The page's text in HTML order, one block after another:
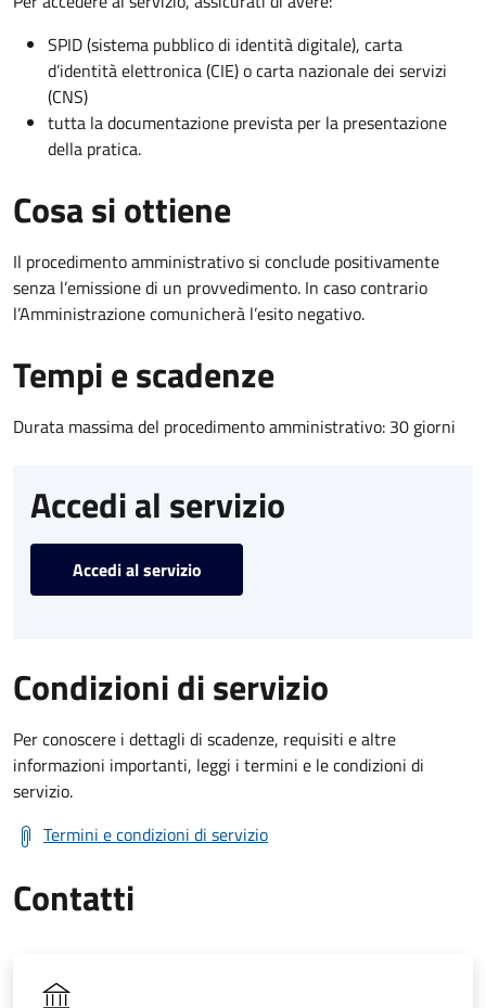
SPID (sistema pubblico di identità digitale), carta
d’identità elettronica (CIE) o carta nazionale dei servizi
(CNS)
tutta la documentazione prevista per la presentazione
della pratica.
Cosa si ottiene
Il procedimento amministrativo si conclude positivamente
senza l’emissione di un provvedimento. In caso contrario
l’Amministrazione comunicherà l’esito negativo.
Tempi e scadenze
Durata massima del procedimento amministrativo: 30 giorni
Accedi al servizio
Accedi al servizio
Condizioni di servizio
Per conoscere i dettagli di scadenze, requisiti e altre
informazioni importanti, leggi i termini e le condizioni di
servizio.
Termini e condizioni di servizio
Contatti